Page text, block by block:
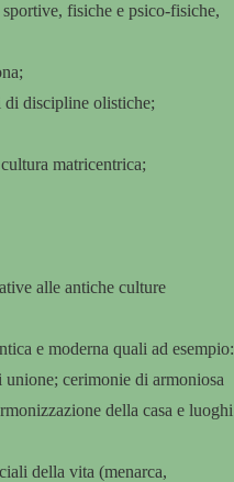
fisiche e psico-fisiche,
di discipline olistiche;
matricentrica;
alle antiche culture
e moderna quali ad esempio:
cerimonie di armoniosa
della casa e luoghi
della vita (menarca,